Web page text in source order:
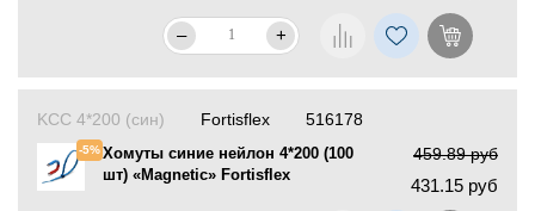
– +
516178
KCC 4*200 (син)
-5%Хомуты синие нейлон 4*200 (100
шт) «Magnetic» Fortisflex
459.89 руб
431.15 руб
Fortisflex